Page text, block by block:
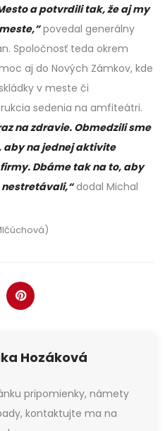
a potvrdili tak, že aj my
povedal generálny
Spoločnosť teda okrem
aj do Nových Zámkov, kde
v meste či
sedenia na amfiteátri.
na zdravie. Obmedzili sme
na jednej aktivite
Dbáme tak na to, aby
nestretávali,“dodal Michal
Hozáková
pripomienky, námety
kontaktujte ma na